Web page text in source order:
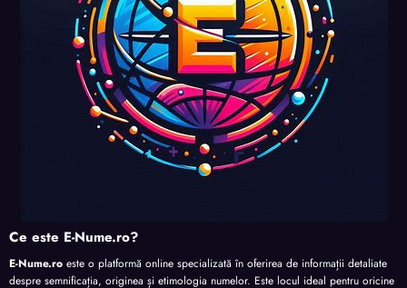
Ce este E-Nume.ro?
E-Nume.ro este o platformă online specializată în oferirea de informații detaliate
despre semnificația, originea și etimologia numelor. Este locul ideal pentru oricine